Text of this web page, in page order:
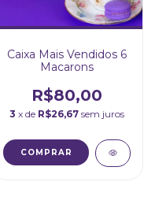
Caixa Mais Vendidos 6
Macarons
R$80,00
3 x de R$26,67 sem juros